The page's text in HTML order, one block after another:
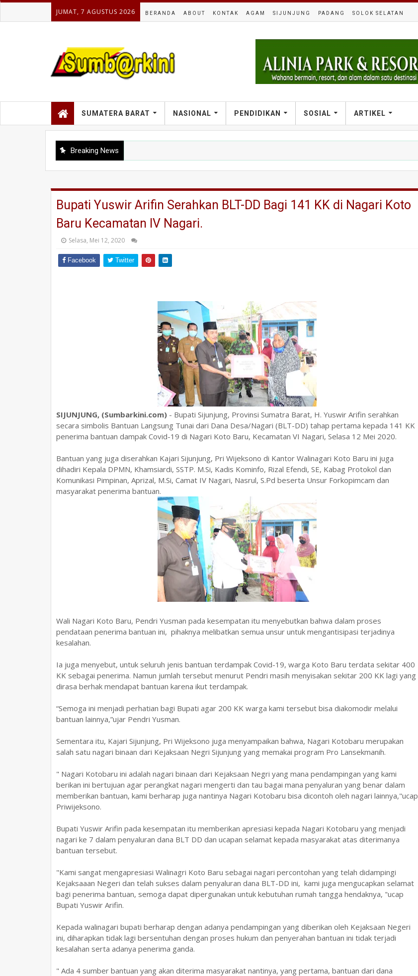
JUMAT, 7 AGUSTUS 2026 BERANDA ABOUT KONTAK AGAM SIJUNJUNG PADANG SOLOK SELATAN
SUMATERA BARAT NASIONAL PENDIDIKAN SOSIAL ARTIKEL
Breaking News
Bupati Yuswir Arifin Serahkan BLT-DD Bagi 141 KK di Nagari Koto
Baru Kecamatan IV Nagari.
Selasa, Mei 12, 2020
Facebook Twitter
SIJUNJUNG, (Sumbarkini.com) - Bupati Sijunjung, Provinsi Sumatra Barat, H. Yuswir Arifin serahkan
secara simbolis Bantuan Langsung Tunai dari Dana Desa/Nagari (BLT-DD) tahap pertama kepada 141 KK
penerima bantuan dampak Covid-19 di Nagari Koto Baru, Kecamatan VI Nagari, Selasa 12 Mei 2020.
Bantuan yang juga diserahkan Kajari Sijunjung, Pri Wijeksono di Kantor Walinagari Koto Baru ini juga
dihadiri Kepala DPMN, Khamsiardi, SSTP. M.Si, Kadis Kominfo, Rizal Efendi, SE, Kabag Protokol dan
Komunikasi Pimpinan, Aprizal, M.Si, Camat IV Nagari, Nasrul, S.Pd beserta Unsur Forkopimcam dan
masyarakat penerima bantuan.
Wali Nagari Koto Baru, Pendri Yusman pada kesempatan itu menyebutkan bahwa dalam proses
pendataan penerima bantuan ini, pihaknya melibatkan semua unsur untuk mengantisipasi terjadinya
kesalahan.
Ia juga menyebut, untuk seluruh jenis bantuan terdampak Covid-19, warga Koto Baru terdata sekitar 400
KK sebagai penerima. Namun jumlah tersebut menurut Pendri masih menyisakan sekitar 200 KK lagi yang
dirasa berhak mendapat bantuan karena ikut terdampak.
“Semoga ini menjadi perhatian bagi Bupati agar 200 KK warga kami tersebut bisa diakomodir melalui
bantuan lainnya,”ujar Pendri Yusman.
Sementara itu, Kajari Sijunjung, Pri Wijeksono juga menyampaikan bahwa, Nagari Kotobaru merupakan
salah satu nagari binaan dari Kejaksaan Negri Sijunjung yang memakai program Pro Lansekmanih.
" Nagari Kotobaru ini adalah nagari binaan dari Kejaksaan Negri yang mana pendampingan yang kami
berikan ini bertujuan agar perangkat nagari mengerti dan tau bagai mana penyaluran yang benar dalam
memberikan bantuan, kami berharap juga nantinya Nagari Kotobaru bisa dicontoh oleh nagari lainnya,"ucap
Priwijeksono.
Bupati Yuswir Arifin pada kesempatan itu memberikan apresiasi kepada Nagari Kotobaru yang menjadi
nagari ke 7 dalam penyaluran dana BLT DD dan ucapan selamat kepada masyarakat atas diterimanya
bantuan tersebut.
"Kami sangat mengapresiasi Walinagri Koto Baru sebagai nagari percontohan yang telah didampingi
Kejaksaaan Negeri dan telah sukses dalam penyaluran dana BLT-DD ini, kami juga mengucapkan selamat
bagi penerima bantuan, semoga dapat dipergunakan untuk kebutuhan rumah tangga hendaknya, "ucap
Bupati Yuswir Arifin.
Kepada walinagari bupati berharap dengan adanya pendampingan yang diberikan oleh Kejaksaan Negeri
ini, diharapkan tidak lagi bersentuhan dengan proses hukum dan penyerahan bantuan ini tidak terjadi
kesalahan serta adanya penerima ganda.
" Ada 4 sumber bantuan yang akan diterima masyarakat nantinya, yang pertama, bantuan dari dana